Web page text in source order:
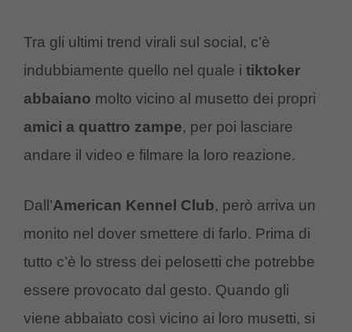
Tra gli ultimi trend virali sul social, c’è
indubbiamente quello nel quale i tiktoker
abbaiano molto vicino al musetto dei propri
amici a quattro zampe, per poi lasciare
andare il video e filmare la loro reazione.
Dall’American Kennel Club, però arriva un
monito nel dover smettere di farlo. Prima di
tutto c’è lo stress dei pelosetti che potrebbe
essere provocato dal gesto. Quando gli
viene abbaiato così vicino ai loro musetti, si